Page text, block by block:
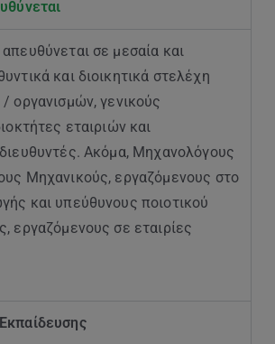
σε μεσαία και
και διοικητικά στελέχη
οργανισμών, γενικούς
εταιριών και
Ακόμα, Μηχανολόγους
Μηχανικούς, εργαζόμενους στο
και υπεύθυνους ποιοτικού
εργαζόμενους σε εταιρίες